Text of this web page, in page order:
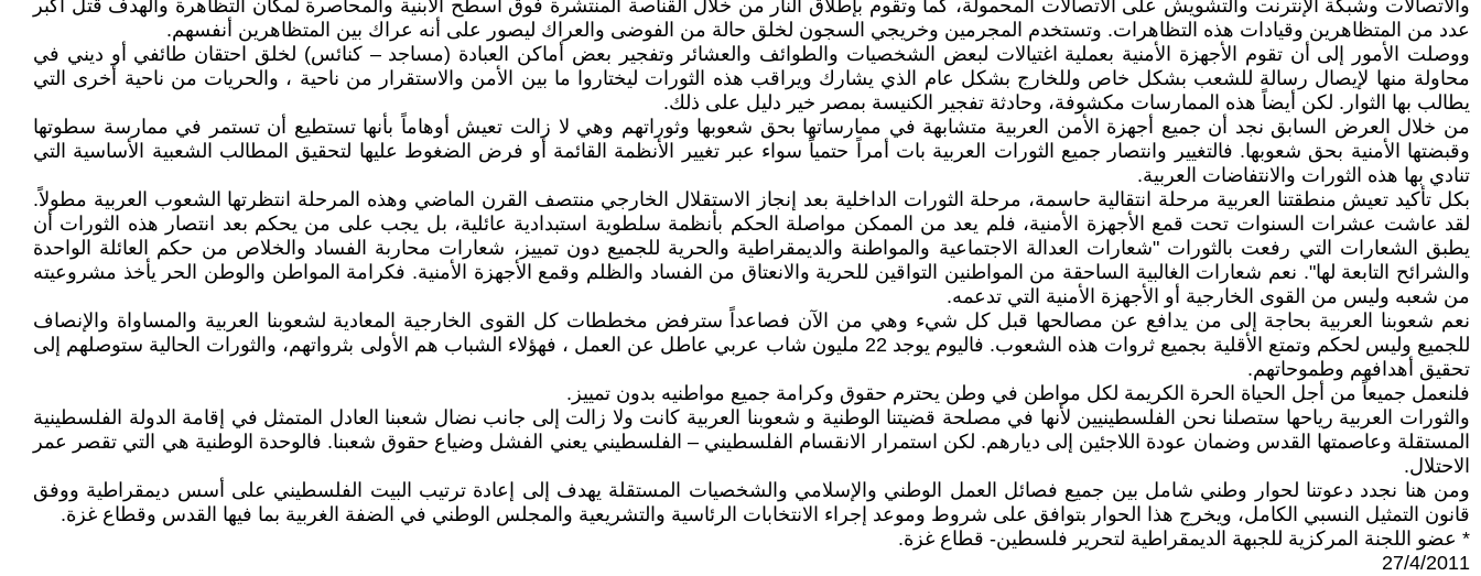
والاتصالات وشبكة الإنترنت والتشويش على الاتصالات المحمولة، كما وتقوم بإطلاق النار من خلال القناصة المنتشرة فوق أسطح الأبنية والمحاصرة لمكان التظاهرة والهدف قتل أكبر
عدد من المتظاهرين وقيادات هذه التظاهرات. وتستخدم المجرمين وخريجي السجون لخلق حالة من الفوضى والعراك ليصور على أنه عراك بين المتظاهرين أنفسهم.
ووصلت الأمور إلى أن تقوم الأجهزة الأمنية بعملية اغتيالات لبعض الشخصيات والطوائف والعشائر وتفجير بعض أماكن العبادة (مساجد – كنائس) لخلق احتقان طائفي أو ديني في
محاولة منها لإيصال رسالة للشعب بشكل خاص وللخارج بشكل عام الذي يشارك ويراقب هذه الثورات ليختاروا ما بين الأمن والاستقرار من ناحية ، والحريات من ناحية أخرى التي
يطالب بها الثوار. لكن أيضاً هذه الممارسات مكشوفة، وحادثة تفجير الكنيسة بمصر خير دليل على ذلك.
من خلال العرض السابق نجد أن جميع أجهزة الأمن العربية متشابهة في ممارساتها بحق شعوبها وثوراتهم وهي لا زالت تعيش أوهاماً بأنها تستطيع أن تستمر في ممارسة سطوتها
وقبضتها الأمنية بحق شعوبها. فالتغيير وانتصار جميع الثورات العربية بات أمراً حتمياً سواء عبر تغيير الأنظمة القائمة أو فرض الضغوط عليها لتحقيق المطالب الشعبية الأساسية التي
تنادي بها هذه الثورات والانتفاضات العربية.
بكل تأكيد تعيش منطقتنا العربية مرحلة انتقالية حاسمة، مرحلة الثورات الداخلية بعد إنجاز الاستقلال الخارجي منتصف القرن الماضي وهذه المرحلة انتظرتها الشعوب العربية مطولاً.
لقد عاشت عشرات السنوات تحت قمع الأجهزة الأمنية، فلم يعد من الممكن مواصلة الحكم بأنظمة سلطوية استبدادية عائلية، بل يجب على من يحكم بعد انتصار هذه الثورات أن
يطبق الشعارات التي رفعت بالثورات "شعارات العدالة الاجتماعية والمواطنة والديمقراطية والحرية للجميع دون تمييز، شعارات محاربة الفساد والخلاص من حكم العائلة الواحدة
والشرائح التابعة لها". نعم شعارات الغالبية الساحقة من المواطنين التواقين للحرية والانعتاق من الفساد والظلم وقمع الأجهزة الأمنية. فكرامة المواطن والوطن الحر يأخذ مشروعيته
من شعبه وليس من القوى الخارجية أو الأجهزة الأمنية التي تدعمه.
نعم شعوبنا العربية بحاجة إلى من يدافع عن مصالحها قبل كل شيء وهي من الآن فصاعداً سترفض مخططات كل القوى الخارجية المعادية لشعوبنا العربية والمساواة والإنصاف
للجميع وليس لحكم وتمتع الأقلية بجميع ثروات هذه الشعوب. فاليوم يوجد 22 مليون شاب عربي عاطل عن العمل ، فهؤلاء الشباب هم الأولى بثرواتهم، والثورات الحالية ستوصلهم إلى
تحقيق أهدافهم وطموحاتهم.
فلنعمل جميعاً من أجل الحياة الحرة الكريمة لكل مواطن في وطن يحترم حقوق وكرامة جميع مواطنيه بدون تمييز.
والثورات العربية رياحها ستصلنا نحن الفلسطينيين لأنها في مصلحة قضيتنا الوطنية و شعوبنا العربية كانت ولا زالت إلى جانب نضال شعبنا العادل المتمثل في إقامة الدولة الفلسطينية
المستقلة وعاصمتها القدس وضمان عودة اللاجئين إلى ديارهم. لكن استمرار الانقسام الفلسطيني – الفلسطيني يعني الفشل وضياع حقوق شعبنا. فالوحدة الوطنية هي التي تقصر عمر
الاحتلال.
ومن هنا نجدد دعوتنا لحوار وطني شامل بين جميع فصائل العمل الوطني والإسلامي والشخصيات المستقلة يهدف إلى إعادة ترتيب البيت الفلسطيني على أسس ديمقراطية ووفق
قانون التمثيل النسبي الكامل، ويخرج هذا الحوار بتوافق على شروط وموعد إجراء الانتخابات الرئاسية والتشريعية والمجلس الوطني في الضفة الغربية بما فيها القدس وقطاع غزة.
* عضو اللجنة المركزية للجبهة الديمقراطية لتحرير فلسطين- قطاع غزة.
27/4/2011